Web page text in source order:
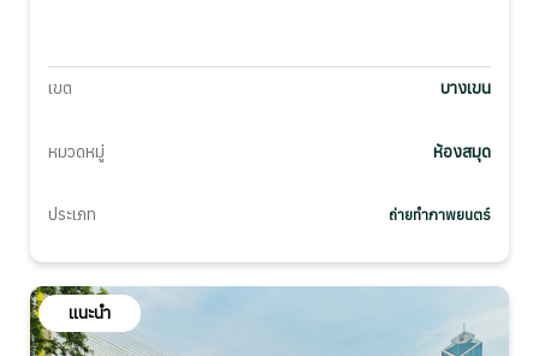
เขต บางเขน
หมวดหมู่ ห้องสมุด
ประเภท ถ่ายทำภาพยนตร์
แนะนำ